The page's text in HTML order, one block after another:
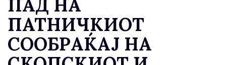
ПАД НА
ПАТНИЧКИОТ
СООБРАЌАЈ НА